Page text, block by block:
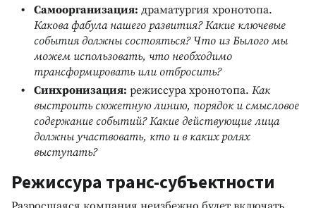
Самоорганизация: драматургия хронотопа.
Какова фабула нашего развития? Какие ключевые
события должны состояться? Что из Былого мы
можем использовать, что необходимо
трансформировать или отбросить?
Синхронизация: режиссура хронотопа. Как
выстроить сюжетную линию, порядок и смысловое
содержание событий? Какие действующие лица
должны участвовать, кто и в каких ролях
выступать?
Режиссура транс-субъектности